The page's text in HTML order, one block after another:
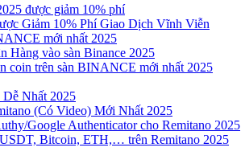
được giảm 10% phí
Giảm 10% Phí Giao Dịch Vĩnh Viễn
mới nhất 2025
Hàng vào sàn Binance 2025
coin trên sàn BINANCE mới nhất 2025
Nhất 2025
(Có Video) Mới Nhất 2025
Google Authenticator cho Remitano 2025
Bitcoin, ETH,… trên Remitano 2025